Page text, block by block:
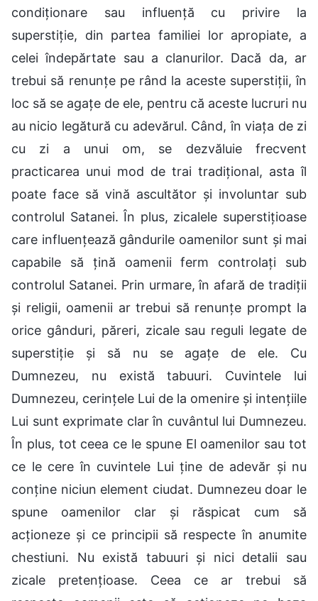
condiționare sau influență cu privire la
superstiție, din partea familiei lor apropiate, a
celei îndepărtate sau a clanurilor. Dacă da, ar
trebui să renunțe pe rând la aceste superstiții, în
loc să se agațe de ele, pentru că aceste lucruri nu
au nicio legătură cu adevărul. Când, în viața de zi
cu zi a unui om, se dezvăluie frecvent
practicarea unui mod de trai tradițional, asta îl
poate face să vină ascultător și involuntar sub
controlul Satanei. În plus, zicalele superstițioase
care influențează gândurile oamenilor sunt și mai
capabile să țină oamenii ferm controlați sub
controlul Satanei. Prin urmare, în afară de tradiții
și religii, oamenii ar trebui să renunțe prompt la
orice gânduri, păreri, zicale sau reguli legate de
superstiție și să nu se agațe de ele. Cu
Dumnezeu, nu există tabuuri. Cuvintele lui
Dumnezeu, cerințele Lui de la omenire și intențiile
Lui sunt exprimate clar în cuvântul lui Dumnezeu.
În plus, tot ceea ce le spune El oamenilor sau tot
ce le cere în cuvintele Lui ține de adevăr și nu
conține niciun element ciudat. Dumnezeu doar le
spune oamenilor clar și răspicat cum să
acționeze și ce principii să respecte în anumite
chestiuni. Nu există tabuuri și nici detalii sau
zicale pretențioase. Ceea ce ar trebui să